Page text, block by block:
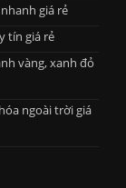
giá rẻ
tín giá rẻ
vàng, xanh đỏ
ngoài trời giá